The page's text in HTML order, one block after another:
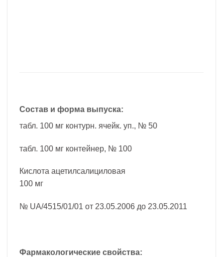
Состав и форма выпуска:
табл. 100 мг контурн. ячейк. уп., № 50
табл. 100 мг контейнер, № 100
Кислота ацетилсалициловая
100 мг
№ UA/4515/01/01 от 23.05.2006 до 23.05.2011
Фармакологические свойства: